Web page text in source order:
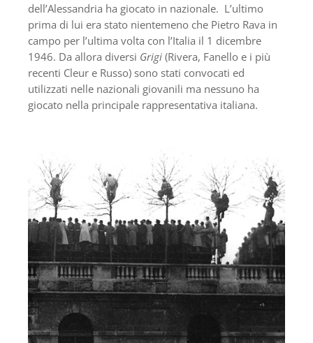
dell’Alessandria ha giocato in nazionale. L’ultimo
prima di lui era stato nientemeno che Pietro Rava in
campo per l’ultima volta con l’Italia il 1 dicembre
1946. Da allora diversi Grigi (Rivera, Fanello e i più
recenti Cleur e Russo) sono stati convocati ed
utilizzati nelle nazionali giovanili ma nessuno ha
giocato nella principale rappresentativa italiana.